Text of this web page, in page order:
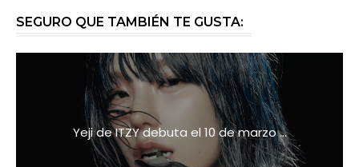
SEGURO QUE TAMBIÉN TE GUSTA:
Yeji de ITZY debuta el 10 de marzo ...